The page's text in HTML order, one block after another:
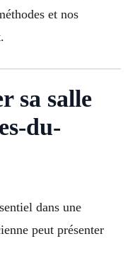
et nos
sa salle
du-
dans une
peut présenter